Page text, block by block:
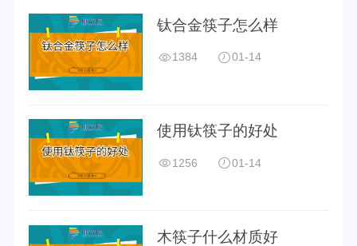
钛合金筷子怎么样
1384 01-14
使用钛筷子的好处
1256 01-14
木筷子什么材质好